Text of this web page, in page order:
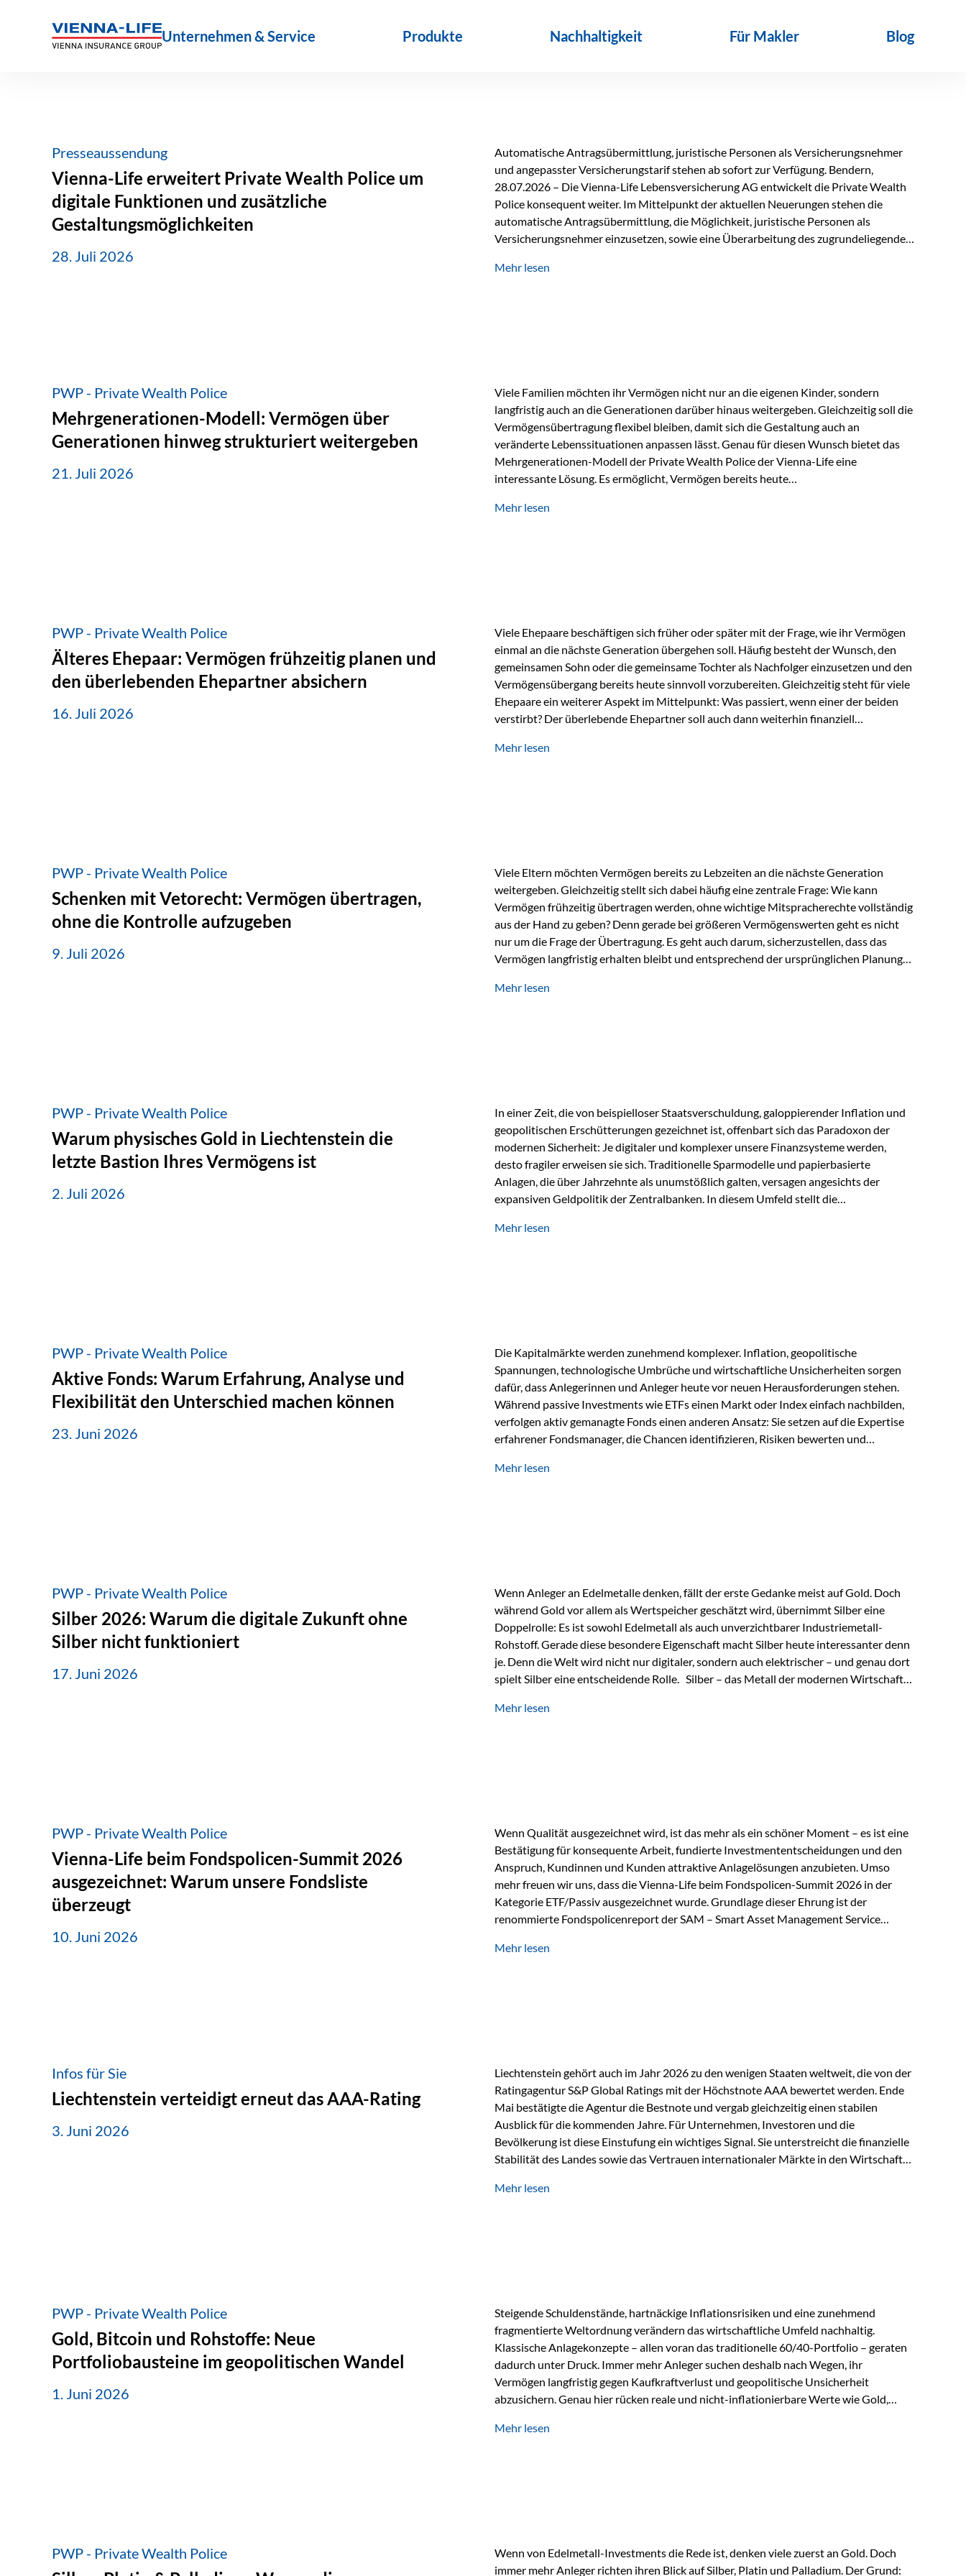
Unternehmen & Service Produkte Nachhaltigkeit Für Makler Blog
Presseaussendung
Vienna-Life erweitert Private Wealth Police um
digitale Funktionen und zusätzliche
Gestaltungsmöglichkeiten
28. Juli 2026
Automatische Antragsübermittlung, juristische Personen als Versicherungsnehmer
und angepasster Versicherungstarif stehen ab sofort zur Verfügung. Bendern,
28.07.2026 – Die Vienna-Life Lebensversicherung AG entwickelt die Private Wealth
Police konsequent weiter. Im Mittelpunkt der aktuellen Neuerungen stehen die
automatische Antragsübermittlung, die Möglichkeit, juristische Personen als
Versicherungsnehmer einzusetzen, sowie eine Überarbeitung des zugrundeliegenden
Abwicklung für Vertriebspartner deutlich effizienter gestaltet. Anträge werden direkt
Mehr lesen
PWP - Private Wealth Police
Mehrgenerationen-Modell: Vermögen über
Generationen hinweg strukturiert weitergeben
21. Juli 2026
Viele Familien möchten ihr Vermögen nicht nur an die eigenen Kinder, sondern
langfristig auch an die Generationen darüber hinaus weitergeben. Gleichzeitig soll die
Vermögensübertragung flexibel bleiben, damit sich die Gestaltung auch an
veränderte Lebenssituationen anpassen lässt. Genau für diesen Wunsch bietet das
Mehrgenerationen-Modell der Private Wealth Police der Vienna-Life eine
interessante Lösung. Es ermöglicht, Vermögen bereits heute
Ausgangssituation Stellen Sie sich folgende Familie vor: Die Großeltern haben über
Mehr lesen
PWP - Private Wealth Police
Älteres Ehepaar: Vermögen frühzeitig planen und
den überlebenden Ehepartner absichern
16. Juli 2026
Viele Ehepaare beschäftigen sich früher oder später mit der Frage, wie ihr Vermögen
einmal an die nächste Generation übergehen soll. Häufig besteht der Wunsch, den
gemeinsamen Sohn oder die gemeinsame Tochter als Nachfolger einzusetzen und den
Vermögensübergang bereits heute sinnvoll vorzubereiten. Gleichzeitig steht für viele
Ehepaare ein weiterer Aspekt im Mittelpunkt: Was passiert, wenn einer der beiden
verstirbt? Der überlebende Ehepartner soll auch dann weiterhin finanziell
können. Genau für diese Ausgangssituation bietet die Private Wealth Police der
Mehr lesen
PWP - Private Wealth Police
Schenken mit Vetorecht: Vermögen übertragen,
ohne die Kontrolle aufzugeben
9. Juli 2026
Viele Eltern möchten Vermögen bereits zu Lebzeiten an die nächste Generation
weitergeben. Gleichzeitig stellt sich dabei häufig eine zentrale Frage: Wie kann
Vermögen frühzeitig übertragen werden, ohne wichtige Mitspracherechte vollständig
aus der Hand zu geben? Denn gerade bei größeren Vermögenswerten geht es nicht
nur um die Frage der Übertragung. Es geht auch darum, sicherzustellen, dass das
Vermögen langfristig erhalten bleibt und entsprechend der ursprünglichen Planung
Ein Vater schenkt seiner Tochter einen Teil seines Vermögens. Einige Jahre später
Mehr lesen
PWP - Private Wealth Police
Warum physisches Gold in Liechtenstein die
letzte Bastion Ihres Vermögens ist
2. Juli 2026
In einer Zeit, die von beispielloser Staatsverschuldung, galoppierender Inflation und
geopolitischen Erschütterungen gezeichnet ist, offenbart sich das Paradoxon der
modernen Sicherheit: Je digitaler und komplexer unsere Finanzsysteme werden,
desto fragiler erweisen sie sich. Traditionelle Sparmodelle und papierbasierte
Anlagen, die über Jahrzehnte als unumstößlich galten, versagen angesichts der
expansiven Geldpolitik der Zentralbanken. In diesem Umfeld stellt die
die modernste und strategisch klügste Antwort auf globale Instabilität. Physische
Mehr lesen
PWP - Private Wealth Police
Aktive Fonds: Warum Erfahrung, Analyse und
Flexibilität den Unterschied machen können
23. Juni 2026
Die Kapitalmärkte werden zunehmend komplexer. Inflation, geopolitische
Spannungen, technologische Umbrüche und wirtschaftliche Unsicherheiten sorgen
dafür, dass Anlegerinnen und Anleger heute vor neuen Herausforderungen stehen.
Während passive Investments wie ETFs einen Markt oder Index einfach nachbilden,
verfolgen aktiv gemanagte Fonds einen anderen Ansatz: Sie setzen auf die Expertise
erfahrener Fondsmanager, die Chancen identifizieren, Risiken bewerten und
geprägt ist, kann diese aktive Herangehensweise einen entscheidenden Mehrwert
Mehr lesen
PWP - Private Wealth Police
Silber 2026: Warum die digitale Zukunft ohne
Silber nicht funktioniert
17. Juni 2026
Wenn Anleger an Edelmetalle denken, fällt der erste Gedanke meist auf Gold. Doch
während Gold vor allem als Wertspeicher geschätzt wird, übernimmt Silber eine
Doppelrolle: Es ist sowohl Edelmetall als auch unverzichtbarer Industriemetall-
Rohstoff. Gerade diese besondere Eigenschaft macht Silber heute interessanter denn
je. Denn die Welt wird nicht nur digitaler, sondern auch elektrischer – und genau dort
spielt Silber eine entscheidende Rolle. Silber – das Metall der modernen Wirtschaft
Eigenschaft macht es für zahlreiche Zukunftstechnologien praktisch unverzichtbar.
Mehr lesen
PWP - Private Wealth Police
Vienna-Life beim Fondspolicen-Summit 2026
ausgezeichnet: Warum unsere Fondsliste
überzeugt
10. Juni 2026
Wenn Qualität ausgezeichnet wird, ist das mehr als ein schöner Moment – es ist eine
Bestätigung für konsequente Arbeit, fundierte Investmententscheidungen und den
Anspruch, Kundinnen und Kunden attraktive Anlagelösungen anzubieten. Umso
mehr freuen wir uns, dass die Vienna-Life beim Fondspolicen-Summit 2026 in der
Kategorie ETF/Passiv ausgezeichnet wurde. Grundlage dieser Ehrung ist der
renommierte Fondspolicenreport der SAM – Smart Asset Management Service
und verglichen wurden. Das Ergebnis: Die ETF-Auswahl der Vienna-Life zählt zu den
Mehr lesen
Infos für Sie
Liechtenstein verteidigt erneut das AAA-Rating
3. Juni 2026
Liechtenstein gehört auch im Jahr 2026 zu den wenigen Staaten weltweit, die von der
Ratingagentur S&P Global Ratings mit der Höchstnote AAA bewertet werden. Ende
Mai bestätigte die Agentur die Bestnote und vergab gleichzeitig einen stabilen
Ausblick für die kommenden Jahre. Für Unternehmen, Investoren und die
Bevölkerung ist diese Einstufung ein wichtiges Signal. Sie unterstreicht die finanzielle
Stabilität des Landes sowie das Vertrauen internationaler Märkte in den Wirtschafts-
Herausforderungen Die weltwirtschaftlichen Rahmenbedingungen bleiben
Mehr lesen
PWP - Private Wealth Police
Gold, Bitcoin und Rohstoffe: Neue
Portfoliobausteine im geopolitischen Wandel
1. Juni 2026
Steigende Schuldenstände, hartnäckige Inflationsrisiken und eine zunehmend
fragmentierte Weltordnung verändern das wirtschaftliche Umfeld nachhaltig.
Klassische Anlagekonzepte – allen voran das traditionelle 60/40-Portfolio – geraten
dadurch unter Druck. Immer mehr Anleger suchen deshalb nach Wegen, ihr
Vermögen langfristig gegen Kaufkraftverlust und geopolitische Unsicherheit
abzusichern. Genau hier rücken reale und nicht-inflationierbare Werte wie Gold,
Rolle zurück Gold erlebt derzeit eine bemerkenswerte Renaissance als monetärer
Mehr lesen
PWP - Private Wealth Police
Wenn von Edelmetall-Investments die Rede ist, denken viele zuerst an Gold. Doch
immer mehr Anleger richten ihren Blick auf Silber, Platin und Palladium. Der Grund: